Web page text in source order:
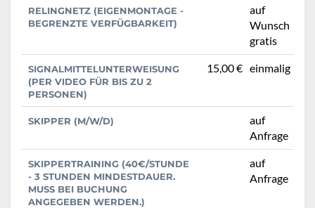
RELINGNETZ (EIGENMONTAGE -
BEGRENZTE VERFÜGBARKEIT)
auf
Wunsch
gratis
SIGNALMITTELUNTERWEISUNG
(PER VIDEO FÜR BIS ZU 2
PERSONEN)
15,00 € einmalig
SKIPPER (M/W/D)
auf
Anfrage
SKIPPERTRAINING (40€/STUNDE
- 3 STUNDEN MINDESTDAUER.
MUSS BEI BUCHUNG
ANGEGEBEN WERDEN.)
auf
Anfrage